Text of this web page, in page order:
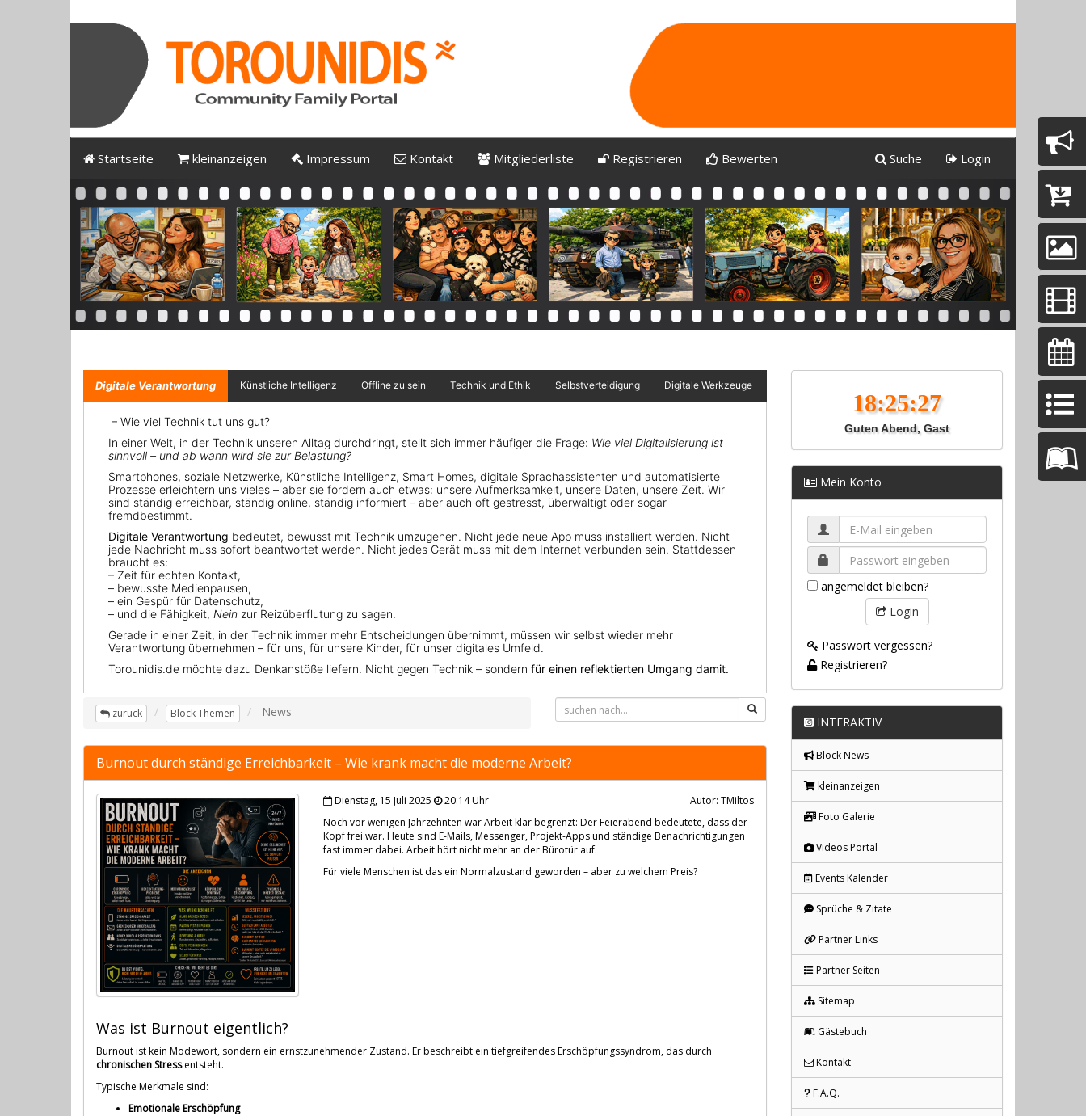
Startseite kleinanzeigen Impressum Kontakt Mitgliederliste Registrieren Bewerten Suche Login
Previous Next
zurück Block Themen News
Burnout durch ständige Erreichbarkeit – Wie krank macht die moderne Arbeit?
Dienstag, 15 Juli 2025 20:14 Uhr
Autor: TMiltos
Noch vor wenigen Jahrzehnten war Arbeit klar begrenzt: Der Feierabend bedeutete, dass der
Kopf frei war. Heute sind E-Mails, Messenger, Projekt-Apps und ständige Benachrichtigungen
fast immer dabei. Arbeit hört nicht mehr an der Bürotür auf.
Für viele Menschen ist das ein Normalzustand geworden – aber zu welchem Preis?
Was ist Burnout eigentlich?
Burnout ist kein Modewort, sondern ein ernstzunehmender Zustand. Er beschreibt ein tiefgreifendes Erschöpfungssyndrom, das durch
chronischen Stressentsteht.
Typische Merkmale sind:
Emotionale Erschöpfung
Guten Abend, Gast
Mein Konto
angemeldet bleiben?
Login
Passwort vergessen?
Registrieren?
INTERAKTIV
Block News
kleinanzeigen
Foto Galerie
Videos Portal
Events Kalender
Sprüche & Zitate
Partner Links
Partner Seiten
Sitemap
Gästebuch
Kontakt
F.A.Q.